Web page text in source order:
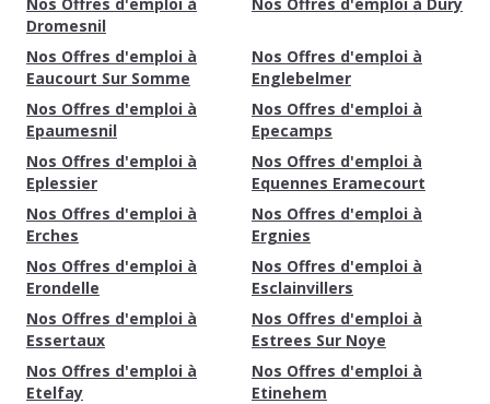
Dromesnil
Nos Offres d'emploi à
Eaucourt Sur Somme
Nos Offres d'emploi à
Englebelmer
Nos Offres d'emploi à
Epaumesnil
Nos Offres d'emploi à
Epecamps
Nos Offres d'emploi à
Eplessier
Nos Offres d'emploi à
Equennes Eramecourt
Nos Offres d'emploi à
Erches
Nos Offres d'emploi à
Ergnies
Nos Offres d'emploi à
Erondelle
Nos Offres d'emploi à
Esclainvillers
Nos Offres d'emploi à
Essertaux
Nos Offres d'emploi à
Estrees Sur Noye
Nos Offres d'emploi à
Etelfay
Nos Offres d'emploi à
Etinehem